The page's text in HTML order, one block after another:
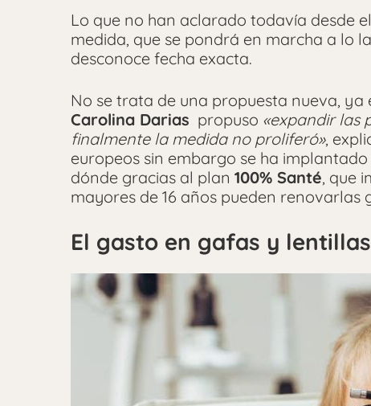
Lo que no han aclarado todavía desde el
medida, que se pondrá en marcha a lo
desconoce fecha exacta.
No se trata de una propuesta nueva,
Carolina Darias propuso «expandir las
finalmente la medida no proliferó»,
europeos sin embargo se ha
dónde gracias al plan 100% Santé, que
mayores de 16 años pueden renovarlas
El gasto en gafas y